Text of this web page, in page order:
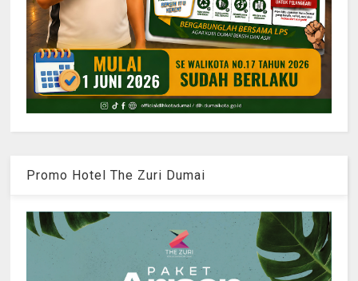
Promo Hotel The Zuri Dumai